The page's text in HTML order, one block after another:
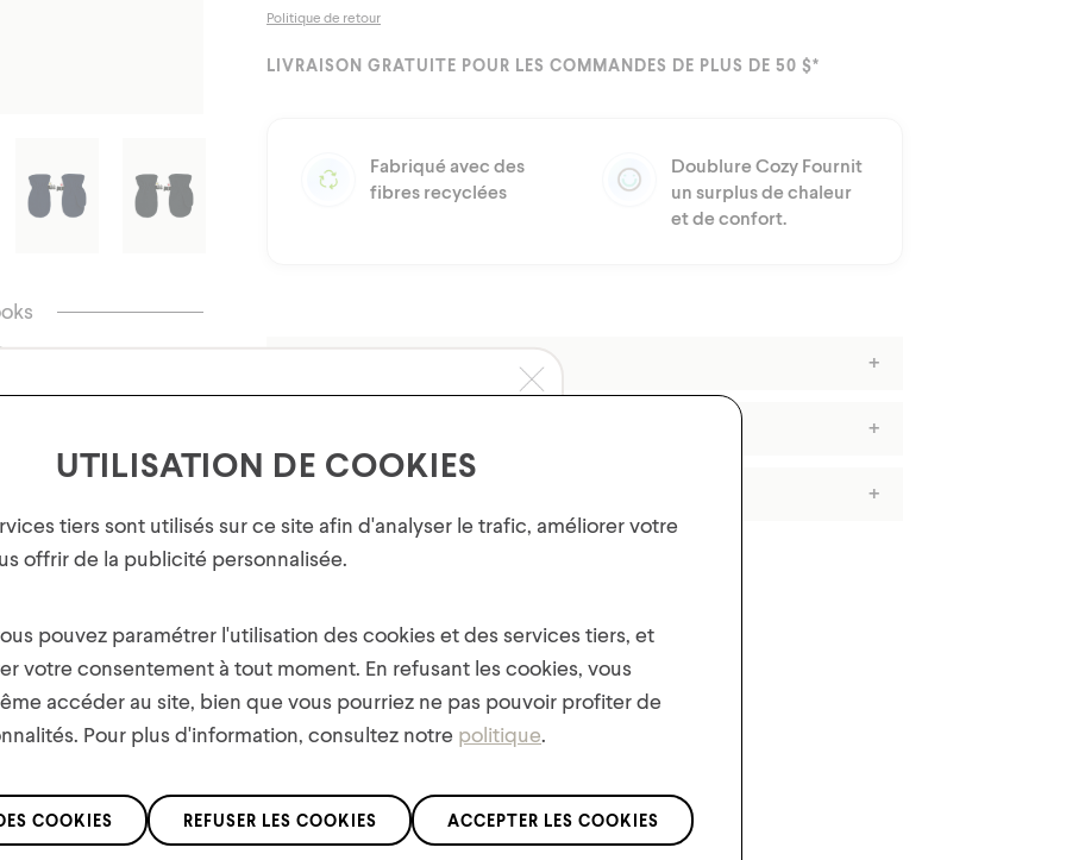
Politique de retour
LIVRAISON GRATUITE POUR LES COMMANDES DE PLUS DE 50 $*
Fabriqué avec des
fibres recyclées
Doublure Cozy Fournit
un surplus de chaleur
et de confort.
Vous pourriez aimer aussi
votre première commande !
nouvelles collections, des offres et des concours !
Nous respectons la confidentialité de vos données conformément à
notrepolitique de confidentialité.
UTILISATION DE COOKIES
tiers sont utilisés sur ce site afin d'analyser le trafic, améliorer votre
offrir de la publicité personnalisée.
pouvez paramétrer l'utilisation des cookies et des services tiers, et
votre consentement à tout moment. En refusant les cookies, vous
accéder au site, bien que vous pourriez ne pas pouvoir profiter de
Pour plus d'information, consultez notre politique.
COOKIES REFUSER LES COOKIES ACCEPTER LES COOKIES